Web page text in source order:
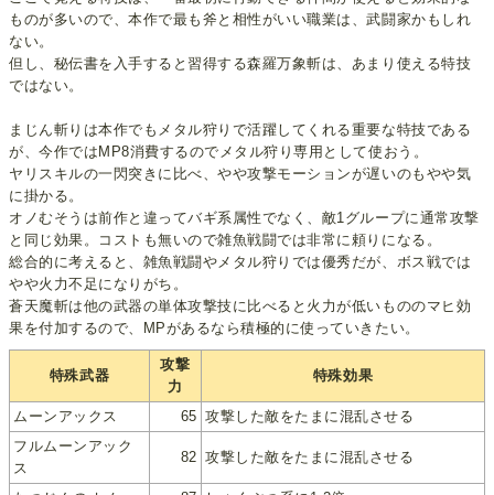
ものが多いので、本作で最も斧と相性がいい職業は、武闘家かもしれ
ない。
但し、秘伝書を入手すると習得する森羅万象斬は、あまり使える特技
ではない。
まじん斬りは本作でもメタル狩りで活躍してくれる重要な特技である
が、今作ではMP8消費するのでメタル狩り専用として使おう。
ヤリスキルの一閃突きに比べ、やや攻撃モーションが遅いのもやや気
に掛かる。
オノむそうは前作と違ってバギ系属性でなく、敵1グループに通常攻撃
と同じ効果。コストも無いので雑魚戦闘では非常に頼りになる。
総合的に考えると、雑魚戦闘やメタル狩りでは優秀だが、ボス戦では
やや火力不足になりがち。
蒼天魔斬は他の武器の単体攻撃技に比べると火力が低いもののマヒ効
果を付加するので、MPがあるなら積極的に使っていきたい。
特殊武器
攻撃
力
特殊効果
ムーンアックス 65 攻撃した敵をたまに混乱させる
フルムーンアック
ス
82 攻撃した敵をたまに混乱させる